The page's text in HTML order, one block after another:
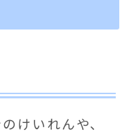
けいれんや、